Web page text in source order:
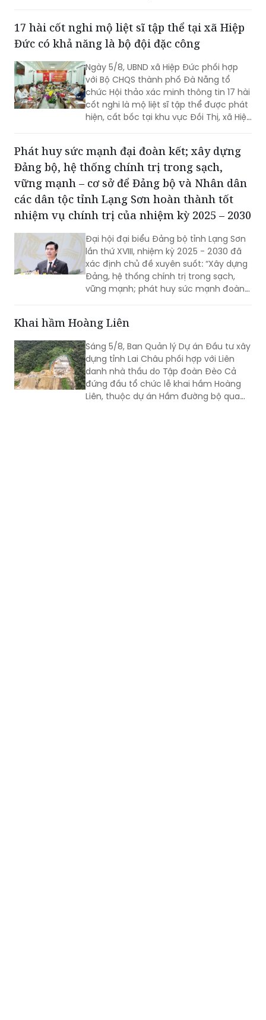
tiêu trở thành thành phố trực thuộc
Trung ương trước năm 2030, hướng tới
và là cực tăng trưởng mới của khu vực
phía Bắc.
17 hài cốt nghi mộ liệt sĩ tập thể tại xã Hiệp
Đức có khả năng là bộ đội đặc công
Ngày 5/8, UBND xã Hiệp Đức phối hợp
với Bộ CHQS thành phố Đà Nẵng tổ
chức Hội thảo xác minh thông tin 17 hài
cốt nghi là mộ liệt sĩ tập thể được phát
hiện, cất bốc tại khu vực Đồi Thị, xã Hiệp
Phát huy sức mạnh đại đoàn kết; xây dựng
Đảng bộ, hệ thống chính trị trong sạch,
vững mạnh – cơ sở để Đảng bộ và Nhân dân
các dân tộc tỉnh Lạng Sơn hoàn thành tốt
nhiệm vụ chính trị của nhiệm kỳ 2025 – 2030
Đại hội đại biểu Đảng bộ tỉnh Lạng Sơn
lần thứ XVIII, nhiệm kỳ 2025 - 2030 đã
xác định chủ đề xuyên suốt: “Xây dựng
Đảng, hệ thống chính trị trong sạch,
vững mạnh; phát huy sức mạnh đoàn
Lạng Sơn trở thành một cực tăng
trưởng của vùng Trung du và miền núi
Bắc Bộ”. Đây không chỉ là việc tổng kết
thực tiễn một cách toàn diện từ nhiệm
kỳ 2020 - 2025, mà còn thể hiện rõ
tầm nhìn, bản lĩnh và quyết tâm chính
trị của Đảng bộ tỉnh trong giai đoạn
Khai hầm Hoàng Liên
Sáng 5/8, Ban Quản lý Dự án Đầu tư xây
dựng tỉnh Lai Châu phối hợp với Liên
danh nhà thầu do Tập đoàn Đèo Cả
đứng đầu tổ chức lễ khai hầm Hoàng
Liên, thuộc dự án Hầm đường bộ qua